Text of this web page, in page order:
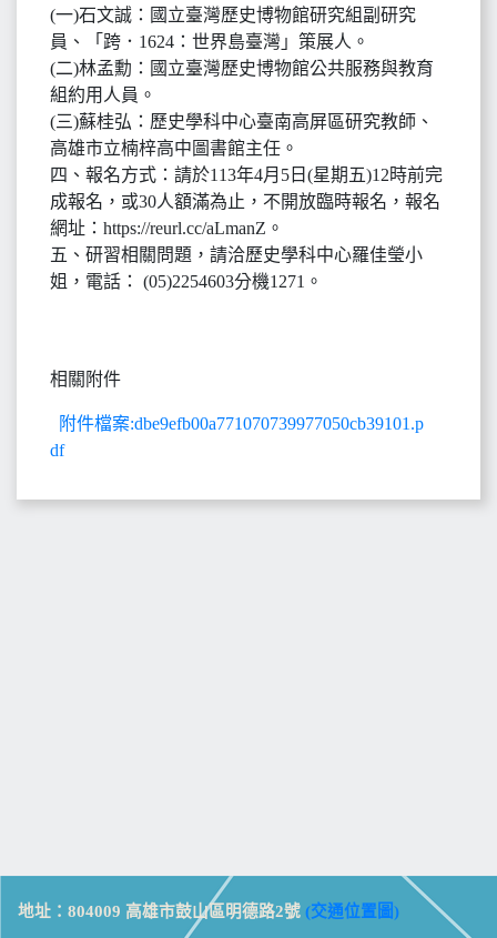
(一)石文誠：國立臺灣歷史博物館研究組副研究
員、「跨．1624：世界島臺灣」策展人。
(二)林孟勳：國立臺灣歷史博物館公共服務與教育
組約用人員。
(三)蘇桂弘：歷史學科中心臺南高屏區研究教師、
高雄市立楠梓高中圖書館主任。
四、報名方式：請於113年4月5日(星期五)12時前完
成報名，或30人額滿為止，不開放臨時報名，報名
網址：https://reurl.cc/aLmanZ。
五、研習相關問題，請洽歷史學科中心羅佳瑩小
姐，電話： (05)2254603分機1271。
相關附件
附件檔案:dbe9efb00a771070739977050cb39101.p
df
地址：804009 高雄市鼓山區明德路2號 (交通位置圖)